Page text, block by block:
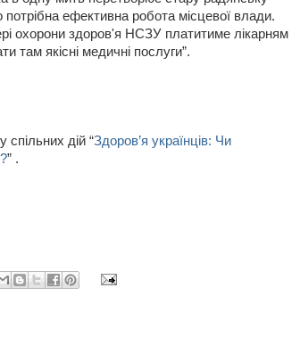
ефективна робота місцевої влади.
охорони здоров'я НСЗУ платитиме лікарням
там якісні медичні послуги”.
дій “Здоров’я українців: Чи
” .